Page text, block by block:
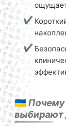
🇺🇦
выбирают